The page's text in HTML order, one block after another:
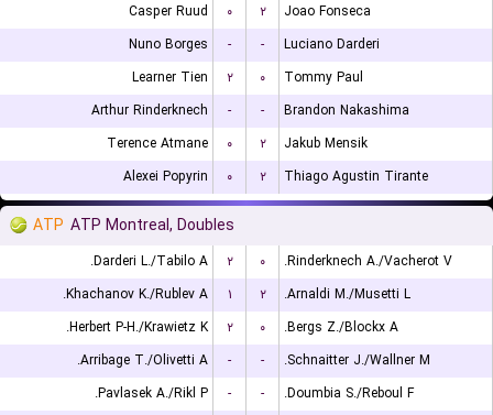
Casper Ruud ۰ ۲
Joao Fonseca
Nuno Borges
- -
Luciano Darderi
Learner Tien
۲ ۰
Tommy Paul
Arthur Rinderknech
- -
Brandon Nakashima
Terence Atmane
۰ ۲
Jakub Mensik
Alexei Popyrin
۰ ۲ Thiago Agustin Tirante
ATP ATP Montreal, Doubles
Darderi L./Tabilo A. ۲ ۰
Rinderknech A./Vacherot V.
Khachanov K./Rublev A.
۱ ۲
Arnaldi M./Musetti L.
Herbert P-H./Krawietz K.
۲ ۰
Bergs Z./Blockx A.
Arribage T./Olivetti A.
- -
Schnaitter J./Wallner M.
Pavlasek A./Rikl P.
- -
Doumbia S./Reboul F.